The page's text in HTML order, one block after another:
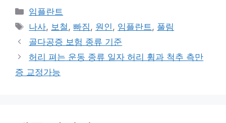
카
테
리
임플란트
태
그
나사, 보철, 빠짐, 원인, 임플란트, 풀림
골다공증 보험 종류 기준
허리 펴는 운동 종류 일자 허리 휨과 척추 측만
증 교정가능